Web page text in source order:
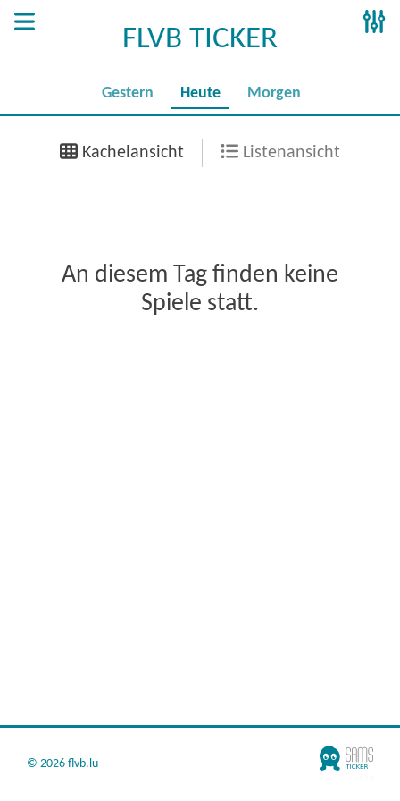
FLVB TICKER
Gestern Heute Morgen
Kachelansicht Listenansicht
An diesem Tag finden keine
Spiele statt.
© 2026 flvb.lu